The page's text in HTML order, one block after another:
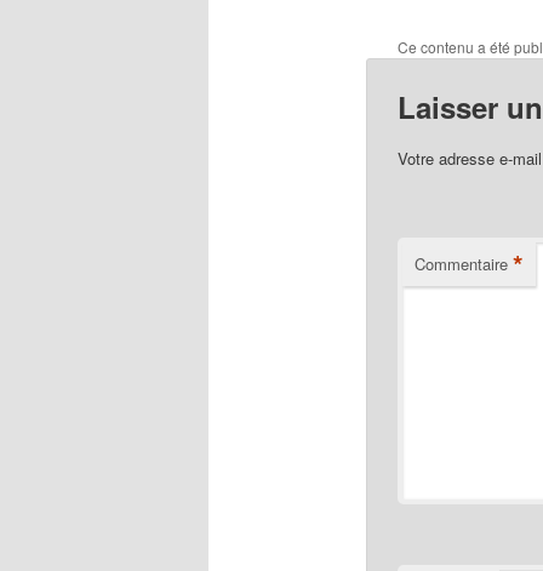
Ce contenu a été
Laisser
Votre adresse e-
Commentaire *